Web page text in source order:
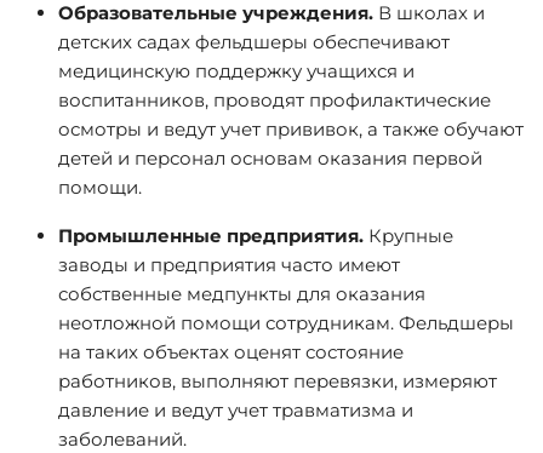
Образовательные учреждения. В школах и
детских садах фельдшеры обеспечивают
медицинскую поддержку учащихся и
воспитанников, проводят профилактические
осмотры и ведут учет прививок, а также обучают
детей и персонал основам оказания первой
помощи.
Промышленные предприятия. Крупные
заводы и предприятия часто имеют
собственные медпункты для оказания
неотложной помощи сотрудникам. Фельдшеры
на таких объектах оценят состояние
работников, выполняют перевязки, измеряют
давление и ведут учет травматизма и
заболеваний.